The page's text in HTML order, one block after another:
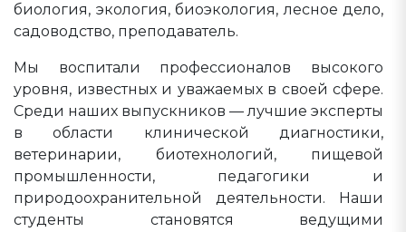
биология, экология, биоэкология, лесное дело,
садоводство, преподаватель.
Мы воспитали профессионалов высокого
уровня, известных и уважаемых в своей сфере.
Среди наших выпускников — лучшие эксперты
в области клинической диагностики,
ветеринарии, биотехнологий, пищевой
промышленности, педагогики и
природоохранительной деятельности. Наши
студенты становятся ведущими